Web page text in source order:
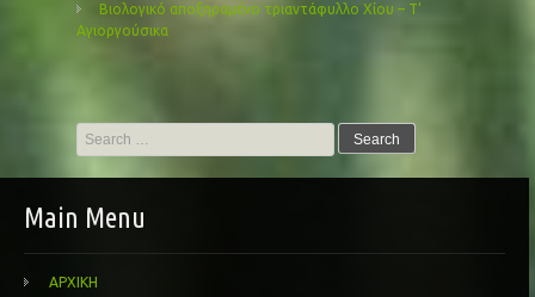
Βιολογικό αποξηραμένο τριαντάφυλλο Χίου – Τ’
Αγιοργούσικα
Search
for:
Main Menu
ΑΡΧΙΚΗ